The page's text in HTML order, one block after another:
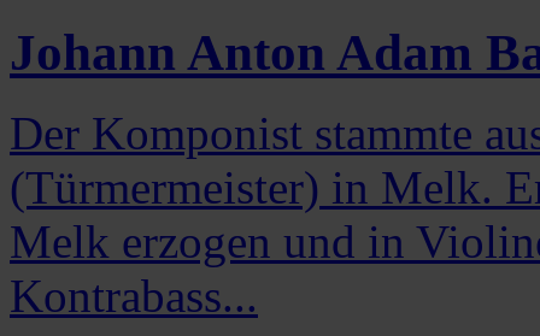
Johann Anton Adam
Der Komponist stammte
(Türmermeister) in Melk.
Melk erzogen und in
Kontrabass...